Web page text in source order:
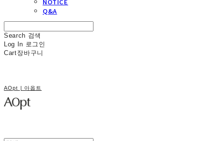
Q&A
Search 검색
Log In 로그인
Cart장바구니
AOpt | 아옵트